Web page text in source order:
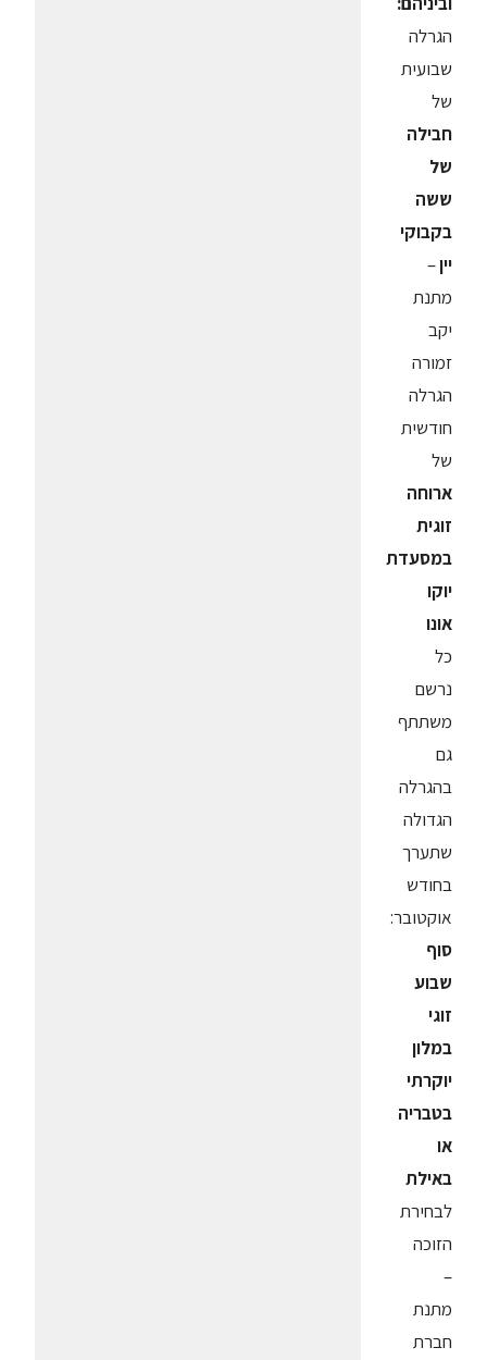
הגרלה
שבועית
של
חבילה
של
ששה
בקבוקי
יין–
מתנת
יקב
זמורה
הגרלה
חודשית
של
ארוחה
זוגית
במסעדת
יוקו
אונו
כל
נרשם
משתתף
גם
בהגרלה
הגדולה
שתערך
בחודש
אוקטובר:
סוף
שבוע
זוגי
במלון
יוקרתי
בטבריה
או
באילת
לבחירת
הזוכה
–
מתנת
חברת